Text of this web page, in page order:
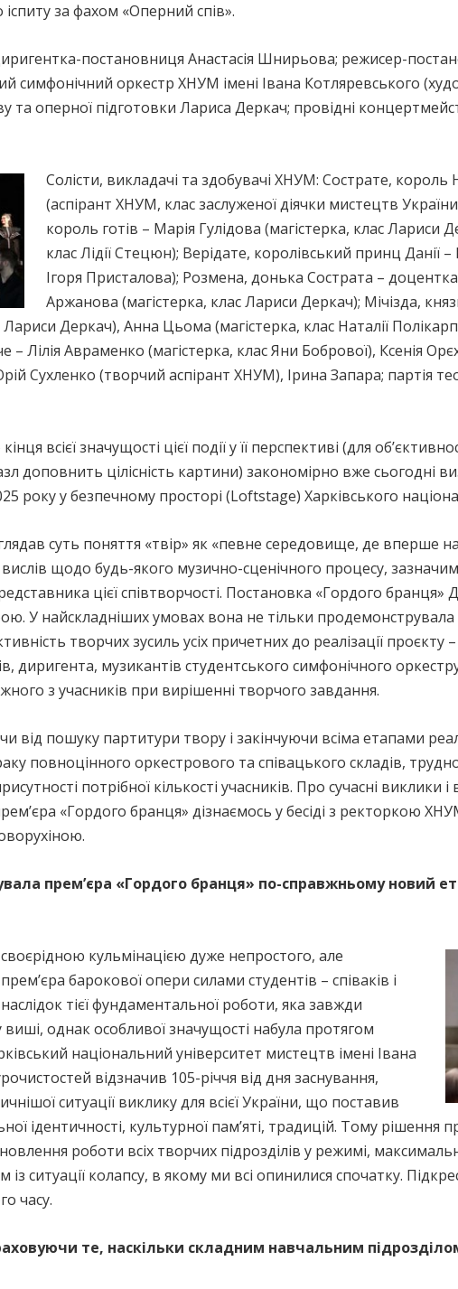
за фахом «Оперний спів».
постановниця Анастасія Шнирьова; режисер-
симфонічний оркестр ХНУМ імені Івана Котляревського
та оперної підготовки Лариса Деркач; провідні
Солісти, викладачі та здобувачі ХНУМ: Сострате,
(аспірант ХНУМ, клас заслуженої діячки мистецтв
король готів – Марія Гулідова (магістерка, клас Лариси
клас Лідії Стецюн); Верідате, королівський принц Данії
Ігоря Присталова); Розмена, донька Сострата –
Аржанова (магістерка, клас Лариси Деркач); Мічізда,
Лариси Деркач), Анна Цьома (магістерка, клас Наталії
– Лілія Авраменко (магістерка, клас Яни Бобрової), Ксенія
Сухленко (творчий аспірант ХНУМ), Ірина Запара; партія
всієї значущості цієї події у її перспективі (для
доповнить цілісність картини) закономірно вже сьогодні
року у безпечному просторі (Loftstage) Харківського
суть поняття «твір» як «певне середовище, де вперше
щодо будь-якого музично-сценічного процесу,
цієї співтворчості. Постановка «Гордого
У найскладніших умовах вона не тільки продемонструвала
творчих зусиль усіх причетних до реалізації проєкту
диригента, музикантів студентського симфонічного
з учасників при вирішенні творчого завдання.
пошуку партитури твору і закінчуючи всіма етапами
повноцінного оркестрового та співацького складів,
потрібної кількості учасників. Про сучасні виклики
«Гордого бранця» дізнаємось у бесіді з ректоркою
прем’єра «Гордого бранця» по-справжньому новий
кульмінацією дуже непростого, але
барокової опери силами студентів – співаків і
тієї фундаментальної роботи, яка завжди
однак особливої значущості набула протягом
національний університет мистецтв імені Івана
відзначив 105-річчя від дня заснування,
ситуації виклику для всієї України, що поставив
ідентичності, культурної пам’яті, традицій. Тому
роботи всіх творчих підрозділів у режимі,
ситуації колапсу, в якому ми всі опинилися спочатку.
часу.
те, наскільки складним навчальним